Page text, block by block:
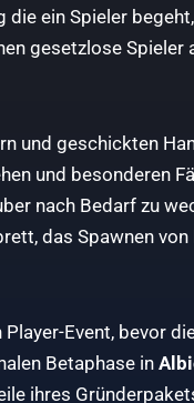
die ein Spieler
gesetzlose
und geschickten
und besonderen
nach Bedarf zu
das Spawnen
Event, bevor
Betaphase in
ihres